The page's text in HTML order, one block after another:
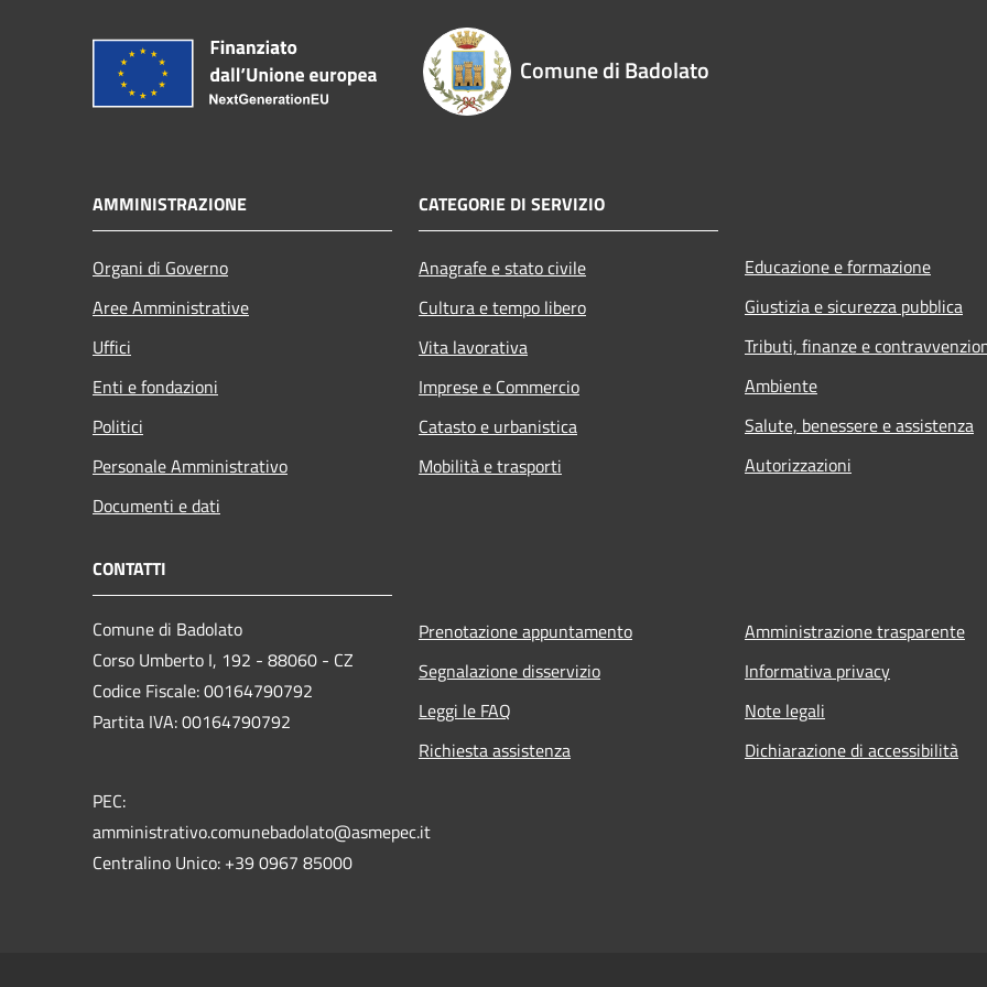
Comune di Badolato
AMMINISTRAZIONE
Organi di Governo
Aree Amministrative
Uffici
Enti e fondazioni
Politici
Personale Amministrativo
Documenti e dati
CATEGORIE DI SERVIZIO
Anagrafe e stato civile
Cultura e tempo libero
Vita lavorativa
Imprese e Commercio
Catasto e urbanistica
Mobilità e trasporti
Educazione e formazione
Giustizia e sicurezza pubblica
Tributi, finanze e
Ambiente
Salute, benessere e assistenza
Autorizzazioni
CONTATTI
Comune di Badolato
Corso Umberto I, 192 - 88060 - CZ
Codice Fiscale: 00164790792
Partita IVA: 00164790792
PEC:
amministrativo.comunebadolato@asmepec.it
Centralino Unico: +39 0967 85000
Prenotazione appuntamento
Segnalazione disservizio
Leggi le FAQ
Richiesta assistenza
Amministrazione trasparente
Informativa privacy
Note legali
Dichiarazione di accessibilità